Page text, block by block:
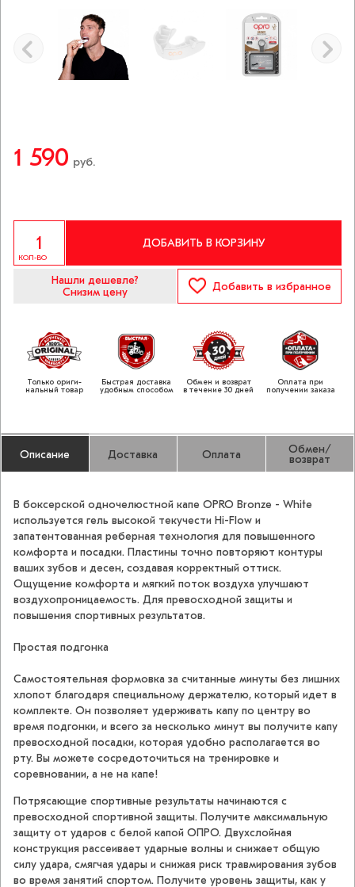
1 590 руб.
КОЛ-ВО
ДОБАВИТЬ В КОРЗИНУ
Нашли дешевле?
Снизим цену
Добавить в избранное
Только ориги­
нальный товар
Быстрая доставка
удобным способом
Обмен и возврат
в течение 30 дней
Оплата при
получении заказа
Описание Доставка Оплата Обмен/
возврат
В боксерской одночелюстной капе OPRO Bronze - White
используется гель высокой текучести Hi-Flow и
запатентованная реберная технология для повышенного
комфорта и посадки. Пластины точно повторяют контуры
ваших зубов и десен, создавая корректный оттиск.
Ощущение комфорта и мягкий поток воздуха улучшают
воздухопроницаемость. Для превосходной защиты и
повышения спортивных результатов.
Простая подгонка
Самостоятельная формовка за считанные минуты без лишних
хлопот благодаря специальному держателю, который идет в
комплекте. Он позволяет удерживать капу по центру во
время подгонки, и всего за несколько минут вы получите капу
превосходной посадки, которая удобно располагается во
рту. Вы можете сосредоточиться на тренировке и
соревновании, а не на капе!
Потрясающие спортивные результаты начинаются с
превосходной спортивной защиты. Получите максимальную
защиту от ударов с белой капой ОПРО. Двухслойная
конструкция рассеивает ударные волны и снижает общую
силу удара, смягчая удары и снижая риск травмирования зубов
во время занятий спортом. Получите уровень защиты, как у